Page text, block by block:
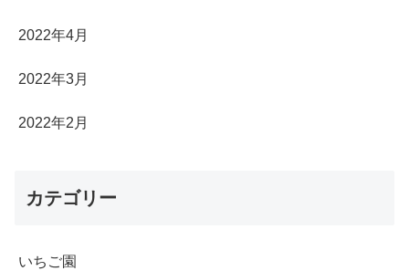
2022年4月
2022年3月
2022年2月
カテゴリー
いちご園